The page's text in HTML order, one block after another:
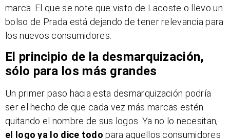
marca. El que se note que visto de Lacoste o llevo un
bolso de Prada está dejando de tener relevancia para
los nuevos consumidores.
El principio de la desmarquización,
sólo para los más grandes
Un primer paso hacia esta desmarquización podría
ser el hecho de que cada vez más marcas estén
quitando el nombre de sus logos. Ya no lo necesitan,
el logo ya lo dice todo para aquellos consumidores